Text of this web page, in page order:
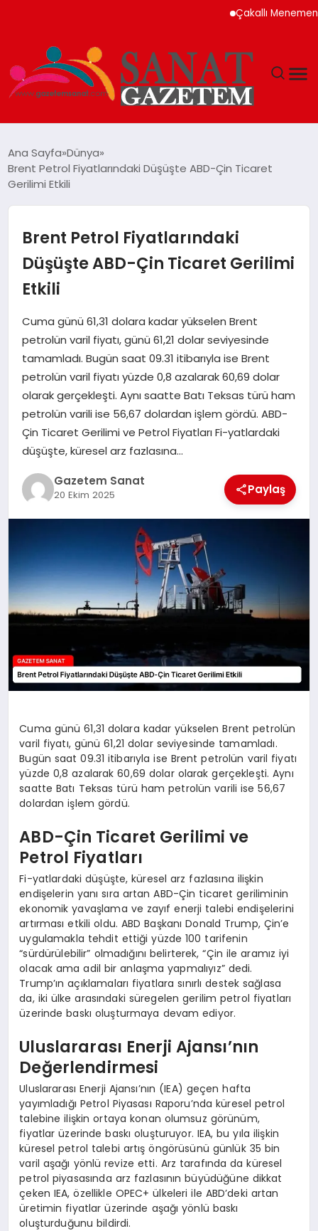
Çakallı Menemeni
TEKNOLOJI
YAŞAM
EKONOMI
SAĞLIK
DÜNYA
EĞITIM
Ana Sayfa Dünya
Brent Petrol Fiyatlarındaki Düşüşte ABD-Çin Ticaret
Gerilimi Etkili
Brent Petrol Fiyatlarındaki
Düşüşte ABD-Çin Ticaret Gerilimi
Etkili
Cuma günü 61,31 dolara kadar yükselen Brent
petrolün varil fiyatı, günü 61,21 dolar seviyesinde
tamamladı. Bugün saat 09.31 itibarıyla ise Brent
petrolün varil fiyatı yüzde 0,8 azalarak 60,69 dolar
olarak gerçekleşti. Aynı saatte Batı Teksas türü ham
petrolün varili ise 56,67 dolardan işlem gördü. ABD-
Çin Ticaret Gerilimi ve Petrol Fiyatları Fi-yatlardaki
düşüşte, küresel arz fazlasına…
Gazetem Sanat
20 Ekim 2025 Paylaş
Cuma günü 61,31 dolara kadar yükselen Brent petrolün
varil fiyatı, günü 61,21 dolar seviyesinde tamamladı.
Bugün saat 09.31 itibarıyla ise Brent petrolün varil fiyatı
yüzde 0,8 azalarak 60,69 dolar olarak gerçekleşti. Aynı
saatte Batı Teksas türü ham petrolün varili ise 56,67
dolardan işlem gördü.
ABD-Çin Ticaret Gerilimi ve
Petrol Fiyatları
Fi-yatlardaki düşüşte, küresel arz fazlasına ilişkin
endişelerin yanı sıra artan ABD-Çin ticaret geriliminin
ekonomik yavaşlama ve zayıf enerji talebi endişelerini
artırması etkili oldu. ABD Başkanı Donald Trump, Çin’e
uygulamakla tehdit ettiği yüzde 100 tarifenin
“sürdürülebilir” olmadığını belirterek, “Çin ile aramız iyi
olacak ama adil bir anlaşma yapmalıyız” dedi.
Trump’ın açıklamaları fiyatlara sınırlı destek sağlasa
da, iki ülke arasındaki süregelen gerilim petrol fiyatları
üzerinde baskı oluşturmaya devam ediyor.
Uluslararası Enerji Ajansı’nın
Değerlendirmesi
Uluslararası Enerji Ajansı’nın (IEA) geçen hafta
yayımladığı Petrol Piyasası Raporu’nda küresel petrol
talebine ilişkin ortaya konan olumsuz görünüm,
fiyatlar üzerinde baskı oluşturuyor. IEA, bu yıla ilişkin
küresel petrol talebi artış öngörüsünü günlük 35 bin
varil aşağı yönlü revize etti. Arz tarafında da küresel
petrol piyasasında arz fazlasının büyüdüğüne dikkat
çeken IEA, özellikle OPEC+ ülkeleri ile ABD’deki artan
üretimin fiyatlar üzerinde aşağı yönlü baskı
oluşturduğunu bildirdi.